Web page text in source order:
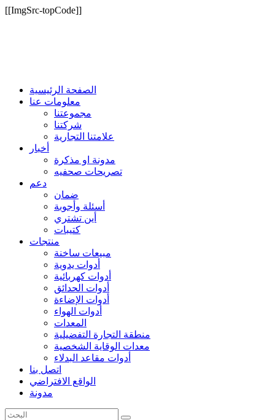
[[ImgSrc-topCode]]
الصفحة الرئيسية
معلومات عنا
مجموعتنا
شركتنا
علامتنا التجارية
أخبار
مدونة او مذكرة
تصريحات صحفيه
دعم
ضمان
أسئلة وأجوبة
أين تشتري
كتيبات
منتجات
مبيعات ساخنة
أدوات يدوية
أدوات كهربائية
أدوات الحدائق
أدوات الإضاءة
أدوات الهواء
المعدات
منطقة التجارة التفضيلية
معدات الوقاية الشخصية
أدوات مقاعد البدلاء
اتصل بنا
الواقع الافتراضي
مدونة